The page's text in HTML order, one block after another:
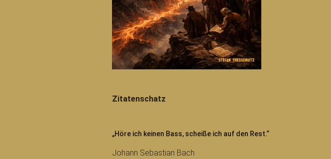
Zitatenschatz
„Höre ich keinen Bass, scheiße ich auf den Rest.“
Johann Sebastian Bach